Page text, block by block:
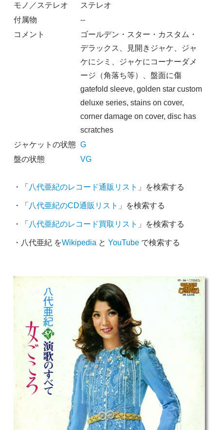
モノ／ステレオ
ステレオ
付属物
--
コメント
ゴールデン・スター・カスタム・
デラックス、見開きジャケ、ジャ
ケにシミ、ジャケにコーナーダメ
ージ（角落ち等）、盤面に傷
gatefold sleeve, golden star custom
deluxe series, stains on cover,
corner damage on cover, disc has
scratches
ジャケットの状態 G
盤の状態
VG
・「 八代亜紀のレコード通販リスト 」を検索する
・「 八代亜紀のCD通販リスト 」を検索する
・「 八代亜紀のレコード買取リスト 」を検索する
・八代亜紀 をWikipedia と YouTubeで検索する